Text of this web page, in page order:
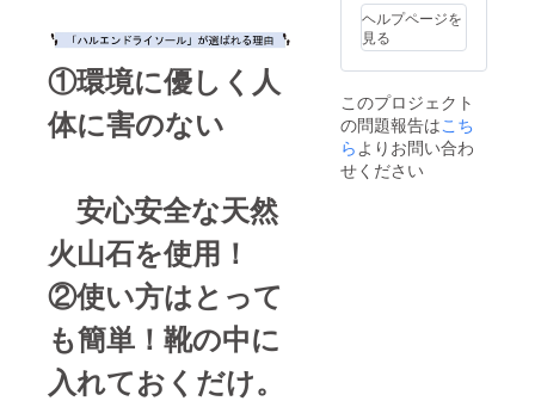
①環境に優しく人
体に害のない
安心安全な天然
火山石を使用！
②使い方はとって
も簡単！靴の中に
入れておくだけ。
ヘルプページを
見る
このプロジェクト
の問題報告はこち
ら よりお問い合わ
せください